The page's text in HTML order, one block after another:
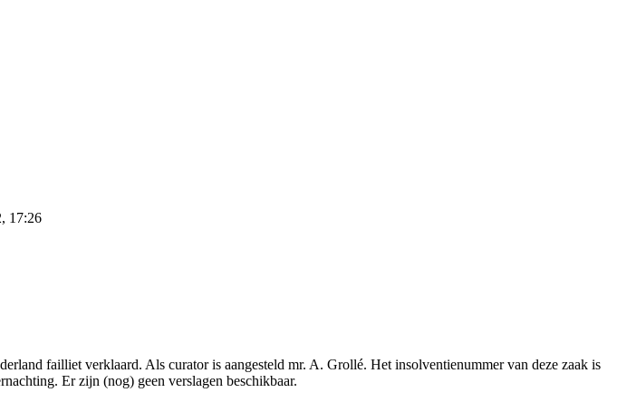
17:26
failliet verklaard. Als curator is aangesteld mr. A. Grollé. Het insolventienummer van deze zaak is
Er zijn (nog) geen verslagen beschikbaar.